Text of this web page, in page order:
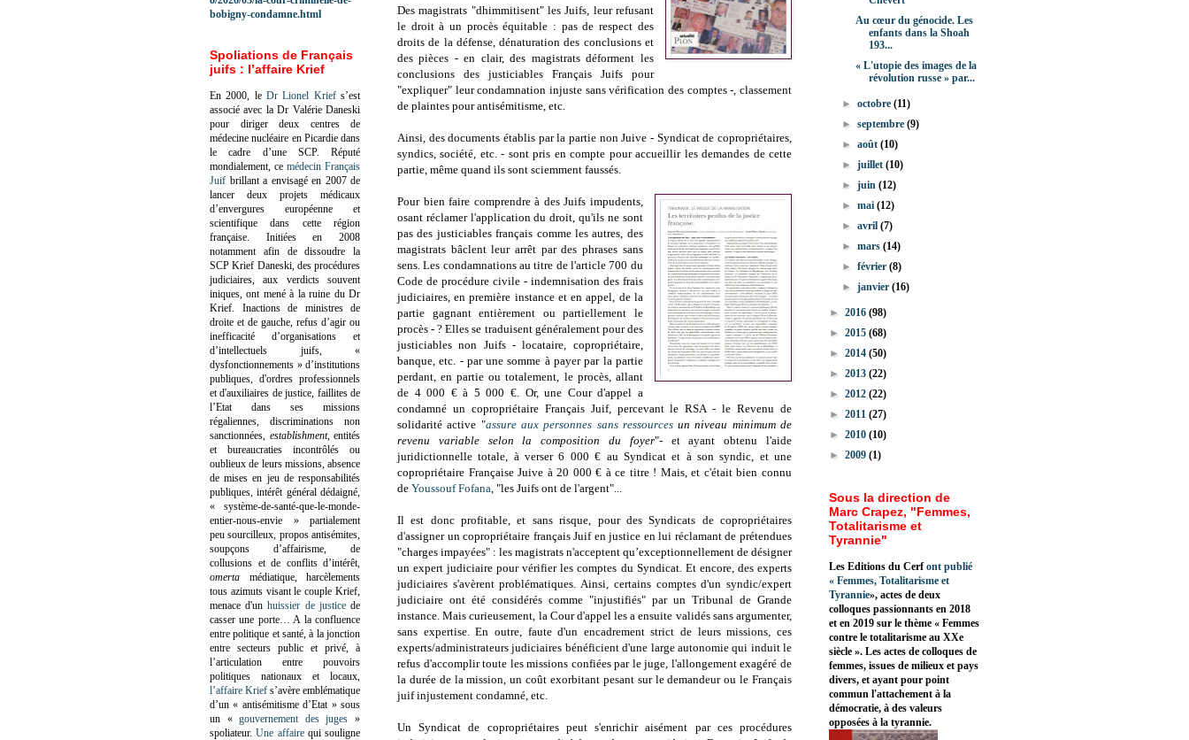
Des magistrats "dhimmitisent" les Juifs, leur refusant
le droit à un procès équitable : pas de respect des
droits de la défense, dénaturation des conclusions et
des pièces - en clair, des magistrats déforment les
conclusions des justiciables Français Juifs pour
"expliquer" leur condamnation injuste sans vérification des comptes -, classement
de plaintes pour antisémitisme, etc.
Ainsi, des documents établis par la partie non Juive - Syndicat de copropriétaires,
syndics, société, etc. - sont pris en compte pour accueillir les demandes de cette
partie, même quand ils sont sciemment faussés.
Pour bien faire comprendre à des Juifs impudents,
osant réclamer l'application du droit, qu'ils ne sont
pas des justiciables français comme les autres, des
magistrats bâclent leur arrêt par des phrases sans
sens. Les condamnations au titre de l'article 700 du
Code de procédure civile - indemnisation des frais
judiciaires, en première instance et en appel, de la
partie gagnant entièrement ou partiellement le
procès - ? Elles se traduisent généralement pour des
justiciables non Juifs - locataire, copropriétaire,
banque, etc. - par une somme à payer par la partie
perdant, en partie ou totalement, le procès, allant
de 4 000 € à 5 000 €. Or, une Cour d'appel a
condamné un copropriétaire Français Juif, percevant le RSA - le Revenu de
solidarité active "assure aux personnes sans ressourcesun niveau minimum de
revenu variable selon la composition du foyer"- et ayant obtenu l'aide
juridictionnelle totale, à verser 6 000 € au Syndicat et à son syndic, et une
copropriétaire Française Juive à 20 000 € à ce titre ! Mais, et c'était bien connu
de Youssouf Fofana, "les Juifs ont de l'argent"...
Il est donc profitable, et sans risque, pour des Syndicats de copropriétaires
d'assigner un copropriétaire français Juif en justice en lui réclamant de prétendues
"charges impayées" : les magistrats n'acceptent qu’exceptionnellement de désigner
un expert judiciaire pour vérifier les comptes du Syndicat. Et encore, des experts
judiciaires s'avèrent problématiques. Ainsi, certains comptes d'un syndic/expert
judiciaire ont été considérés comme "injustifiés" par un Tribunal de Grande
instance. Mais curieusement, la Cour d'appel les a ensuite validés sans argumenter,
sans expertise. En outre, faute d'un encadrement strict de leurs missions, ces
experts/administrateurs judiciaires bénéficient d'une large autonomie qui induit le
refus d'accomplir toute les missions confiées par le juge, l'allongement exagéré de
la durée de la mission, un coût exorbitant pesant sur le demandeur ou le Français
juif injustement condamné, etc.
Un Syndicat de copropriétaires peut s'enrichir aisément par ces procédures
bobigny-condamne.html
Spoliations de Français
juifs : l’affaire Krief
En 2000, le Dr Lionel Kriefs’est
associé avec la Dr Valérie Daneski
pour diriger deux centres de
médecine nucléaire en Picardie dans
le cadre d’une SCP. Réputé
mondialement, ce médecin Français
Juif brillant a envisagé en 2007 de
lancer deux projets médicaux
d’envergures européenne et
scientifique dans cette région
française. Initiées en 2008
notamment afin de dissoudre la
SCP Krief Daneski, des procédures
judiciaires, aux verdicts souvent
iniques, ont mené à la ruine du Dr
Krief. Inactions de ministres de
droite et de gauche, refus d’agir ou
inefficacité d’organisations et
d’intellectuels juifs, «
dysfonctionnements » d’institutions
publiques, d'ordres professionnels
et d'auxiliaires de justice, faillites de
l’Etat dans ses missions
régaliennes, discriminations non
sanctionnées, establishment, entités
et bureaucraties incontrôlés ou
oublieux de leurs missions, absence
de mises en jeu de responsabilités
publiques, intérêt général dédaigné,
« système-de-santé-que-le-monde-
entier-nous-envie » partialement
peu sourcilleux, propos antisémites,
soupçons d’affairisme, de
collusions et de conflits d’intérêt,
omerta médiatique, harcèlements
tous azimuts visant le couple Krief,
menace d'unhuissier de justicede
casser une porte… A la confluence
entre politique et santé, à la jonction
entre secteurs public et privé, à
l’articulation entre pouvoirs
politiques nationaux et locaux,
l’affaire Krief s’avère emblématique
d’un « antisémitisme d’Etat » sous
un «gouvernement des juges »
spoliateur.Une affairequi souligne
Au cœur du génocide. Les
enfants dans la Shoah
193...
« L'utopie des images de la
révolution russe » par...
►octobre(11)
►septembre(9)
►août(10)
►juillet(10)
►juin(12)
►mai(12)
►avril(7)
►mars(14)
►février(8)
►janvier(16)
► 2016 (98)
► 2015 (68)
► 2014 (50)
► 2013 (22)
► 2012 (22)
► 2011 (27)
► 2010 (10)
► 2009 (1)
Sous la direction de
Marc Crapez, "Femmes,
Totalitarisme et
Tyrannie"
Les Editions du Cerfont publié
« Femmes, Totalitarisme et
Tyrannie», actes de deux
colloques passionnants en 2018
et en 2019 sur le thème « Femmes
contre le totalitarisme au XXe
siècle ». Les actes de colloques de
femmes, issues de milieux et pays
divers, et ayant pour point
commun l'attachement à la
démocratie, à des valeurs
opposées à la tyrannie.